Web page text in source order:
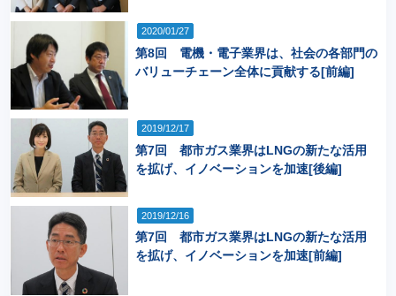
2020/01/27
第8回 電機・電子業界は、社会の各部門の
バリューチェーン全体に貢献する[前編]
2019/12/17
第7回 都市ガス業界はLNGの新たな活用
を拡げ、イノベーションを加速[後編]
2019/12/16
第7回 都市ガス業界はLNGの新たな活用
を拡げ、イノベーションを加速[前編]